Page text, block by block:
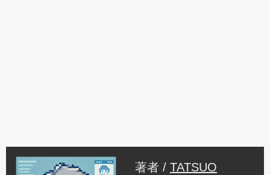
著者 / TATSUO